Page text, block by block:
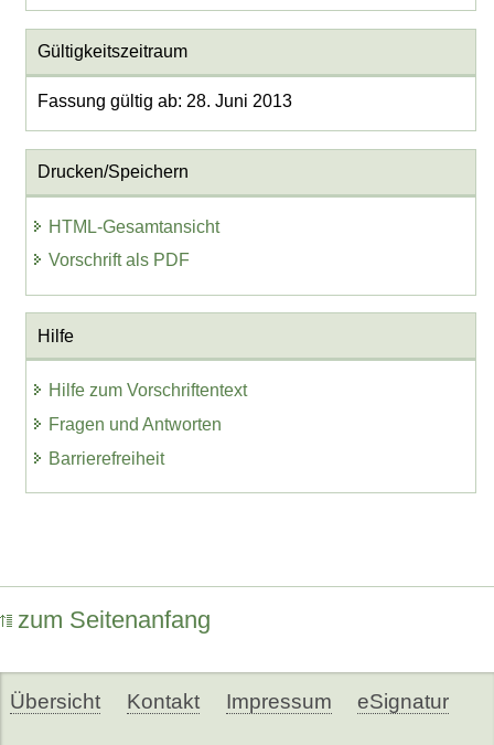
Gültigkeitszeitraum
Fassung gültig ab: 28. Juni 2013
Drucken/Speichern
HTML-Gesamtansicht
Vorschrift als PDF
Hilfe
Hilfe zum Vorschriftentext
Fragen und Antworten
Barrierefreiheit
zum Seitenanfang
Übersicht Kontakt Impressum eSignatur